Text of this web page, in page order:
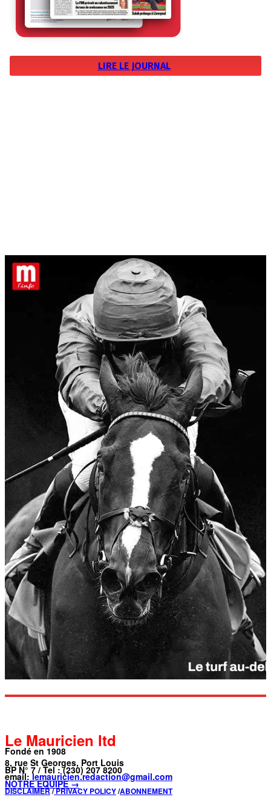
LIRE LE JOURNAL
Le Mauricien ltd
Fondé en 1908
8, rue St Georges, Port Louis
BP N° 7 / Tel : (230) 207 8200
email: lemauricien.redaction@gmail.com
NOTRE ÉQUIPE →
DISCLAIMER/PRIVACY POLICY/ABONNEMENT